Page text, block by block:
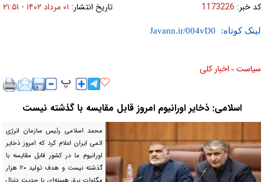
کد خبر: 1173226 تاریخ انتشار: ۰۱ مرداد ۱۴۰۲ - ۲۱:۵۱
لینک کوتاه:
سیاست » اخبار کلی
اسلامی: ذخایر اورانیوم امروز قابل مقایسه با گذشته نیست
محمد اسلامی رئیس سازمان انرژی
اتمی ایران اعلام کرد که امروز ذخایر
اورانیوم ما در کشور قابل مقایسه با
گذشته نیست و هدف تولید ۲۰ هزار